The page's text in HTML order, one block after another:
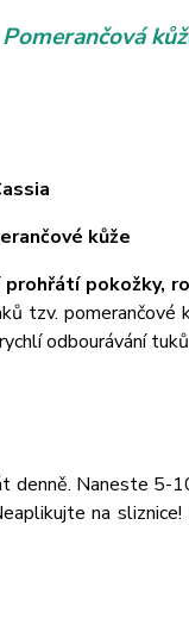
Pomerančová
kůže
prohřátí pokožky,
tzv.
odbourávání
Naneste 5-
na